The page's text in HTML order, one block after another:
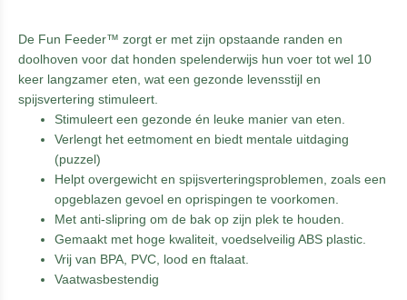
De Fun Feeder™ zorgt er met zijn opstaande randen en
doolhoven voor dat honden spelenderwijs hun voer tot wel 10
keer langzamer eten, wat een gezonde levensstijl en
spijsvertering stimuleert.
Stimuleert een gezonde én leuke manier van eten.
Verlengt het eetmoment en biedt mentale uitdaging
(puzzel)
Helpt overgewicht en spijsverteringsproblemen, zoals een
opgeblazen gevoel en oprispingen te voorkomen.
Met anti-slipring om de bak op zijn plek te houden.
Gemaakt met hoge kwaliteit, voedselveilig ABS plastic.
Vrij van BPA, PVC, lood en ftalaat.
Vaatwasbestendig